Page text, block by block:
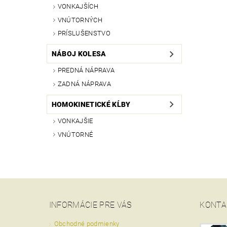
VONKAJŠÍCH
VNÚTORNÝCH
PRÍSLUŠENSTVO
NÁBOJ KOLESA
PREDNÁ NÁPRAVA
ZADNÁ NÁPRAVA
HOMOKINETICKÉ KĹBY
VONKAJŠIE
VNÚTORNÉ
INFORMÁCIE PRE VÁS
Obchodné podmienky